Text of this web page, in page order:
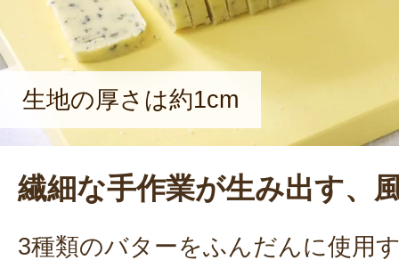
生地の厚さは約1cm
繊細な手作業が生み出す、
3種類のバターをふんだんに使用